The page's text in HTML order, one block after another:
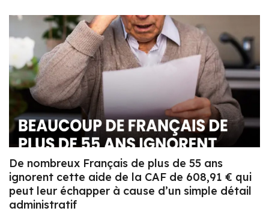
De nombreux Français de plus de 55 ans
ignorent cette aide de la CAF de 608,91 € qui
peut leur échapper à cause d’un simple détail
administratif